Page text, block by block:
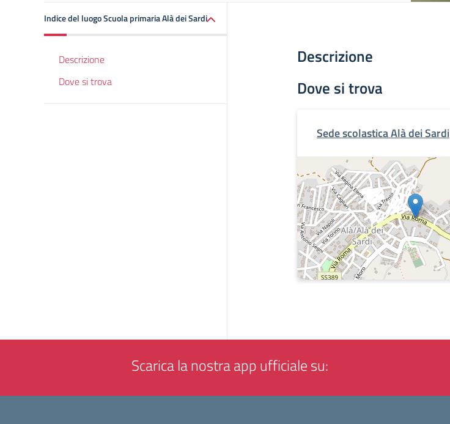
Indice del luogo Scuola primaria Alà dei Sardi
Descrizione
Dove si trova
Descrizione
Dove si trova
Sede scolastica Alà dei Sardi
Scarica la nostra app ufficiale su: